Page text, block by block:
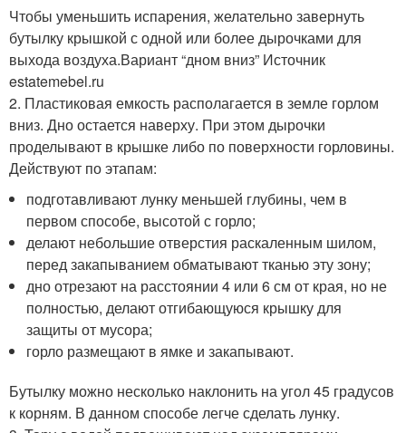
Чтобы уменьшить испарения, желательно завернуть
бутылку крышкой с одной или более дырочками для
выхода воздуха.Вариант “дном вниз” Источник
estatemebel.ru
2. Пластиковая емкость располагается в земле горлом
вниз. Дно остается наверху. При этом дырочки
проделывают в крышке либо по поверхности горловины.
Действуют по этапам:
подготавливают лунку меньшей глубины, чем в
первом способе, высотой с горло;
делают небольшие отверстия раскаленным шилом,
перед закапыванием обматывают тканью эту зону;
дно отрезают на расстоянии 4 или 6 см от края, но не
полностью, делают отгибающуюся крышку для
защиты от мусора;
горло размещают в ямке и закапывают.
Бутылку можно несколько наклонить на угол 45 градусов
к корням. В данном способе легче сделать лунку.